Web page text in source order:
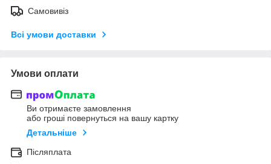
Самовивіз
Всі умови доставки
Умови оплати
Ви отримаєте замовлення
або гроші повернуться на вашу картку
Детальніше
Післяплата